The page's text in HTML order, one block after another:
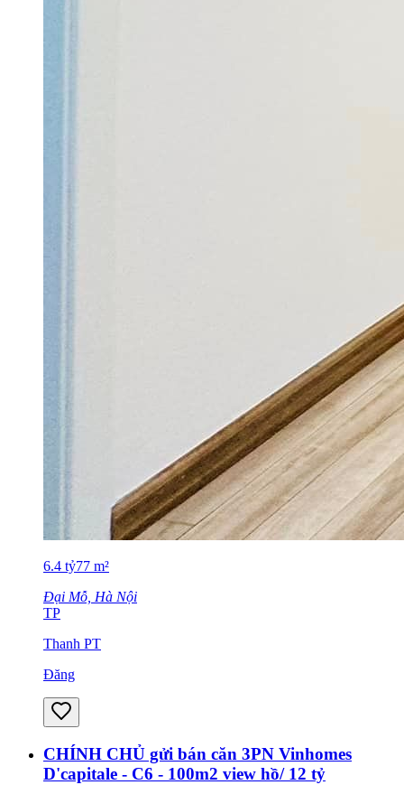
6.4 tỷ77 m²
Đại Mỗ, Hà Nội
TP
Thanh PT
Đăng
CHÍNH CHỦ gửi bán căn 3PN Vinhomes
D'capitale - C6 - 100m2 view hồ/ 12 tỷ